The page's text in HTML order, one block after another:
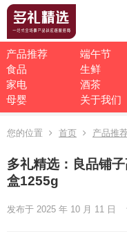
产品推荐 端午节
食品
生鲜
家电
酒茶
母婴
关于我们
您的位置 首页 产品推荐
多礼精选：良品铺
盒1255g
发布于 2025 年 10 月 11 日